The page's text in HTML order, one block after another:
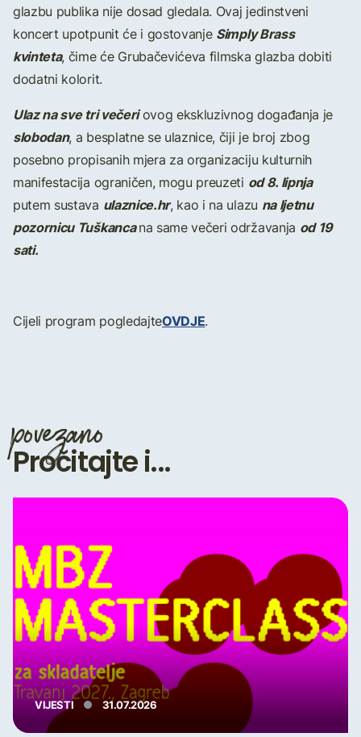
glazbu publika nije dosad gledala. Ovaj jedinstveni
koncert upotpunit će i gostovanje Simply Brass
kvinteta, čime će Grubačevićeva filmska glazba dobiti
dodatni kolorit.
Ulaz na sve tri večeriovog ekskluzivnog događanja je
slobodan, a besplatne se ulaznice, čiji je broj zbog
posebno propisanih mjera za organizaciju kulturnih
manifestacija ograničen, mogu preuzeti od 8. lipnja
putem sustava ulaznice.hr, kao i na ulazu na ljetnu
pozornicu Tuškancana same večeri održavanja od 19
sati.
Cijeli program pogledajteOVDJE.
povezano
Pročitajte i...
VIJESTI 31.07.2026